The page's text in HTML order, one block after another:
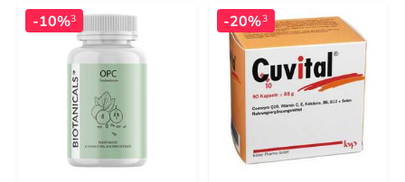
-10%3 -20%3